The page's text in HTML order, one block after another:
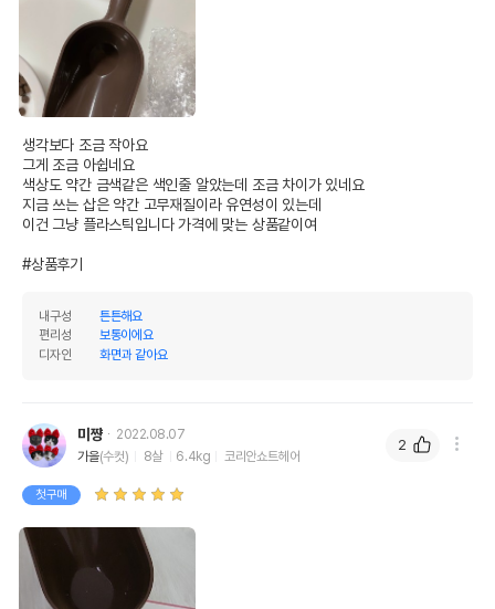
생각보다 조금 작아요
그게 조금 아쉽네요
색상도 약간 금색같은 색인줄 알았는데 조금 차이가 있네요
지금 쓰는 삽은 약간 고무재질이라 유연성이 있는데
이건 그냥 플라스틱입니다 가격에 맞는 상품같이여
#상품후기
내구성
튼튼해요
편리성
보통이에요
디자인
화면과 같아요
미쨩
2022.08.07
가을(수컷) 8살 6.4kg 코리안쇼트헤어
첫구매
2